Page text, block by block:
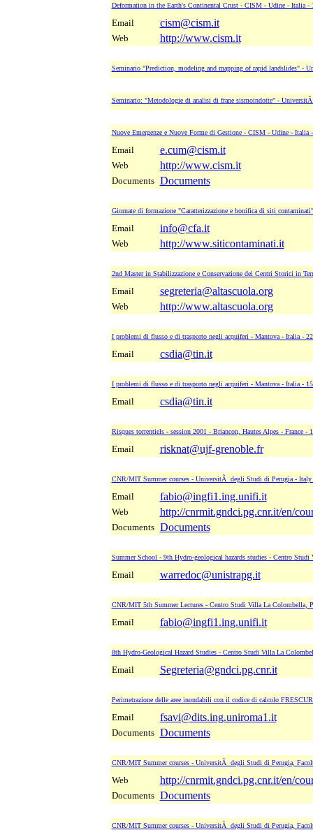
Deformation in the Earth's Continental Crust - CISM - Udine - Italia -
Email cism@cism.it
Web http://www.cism.it
Seminario "Prediction, modeling and mapping of rapid landslides" -
Seminario: "Metodologie di analisi di frane sismoindotte" -
Nuove Emergenze e Nuove Forme di Gestione - CISM - Udine - Italia
Email e.cum@cism.it
Web http://www.cism.it
Documents Documents
Giornate di formazione "Caratterizzazione e bonifica di siti
Email info@cfa.it
Web http://www.siticontaminati.it
2nd Master in Stabilizzazione e Conservazione dei Centri Storici in
Email segreteria@altascuola.org
Web http://www.altascuola.org
I problemi di flusso e di trasporto negli acquiferi - Mantova - Italia -
Email csdia@tin.it
I problemi di flusso e di trasporto negli acquiferi - Mantova - Italia -
Email csdia@tin.it
Risques torrentiels - session 2001 - Briancon, Hautes Alpes - France -
Email risknat@ujf-grenoble.fr
CNR/MIT Summer courses - UniversitÃ degli Studi di Perugia - Italy
Email fabio@ingfi1.ing.unifi.it
Web http://cnrmit.gndci.pg.cnr.it/en/
Documents Documents
Summer School - 9th Hydro-geological hazards studies - Centro
Email warredoc@unistrapg.it
CNR/MIT 5th Summer Lectures - Centro Studi Villa La Colombella,
Email fabio@ingfi1.ing.unifi.it
8th Hydro-Geological Hazard Studies - Centro Studi Villa La
Email Segreteria@gndci.pg.cnr.it
Perimetrazione delle aree inondabili con il codice di calcolo
Email fsavi@dits.ing.uniroma1.it
Documents Documents
CNR/MIT Summer courses - UniversitÃ degli Studi di Perugia,
Web http://cnrmit.gndci.pg.cnr.it/en/
Documents Documents
CNR/MIT Summer courses - UniversitÃ degli Studi di Perugia,